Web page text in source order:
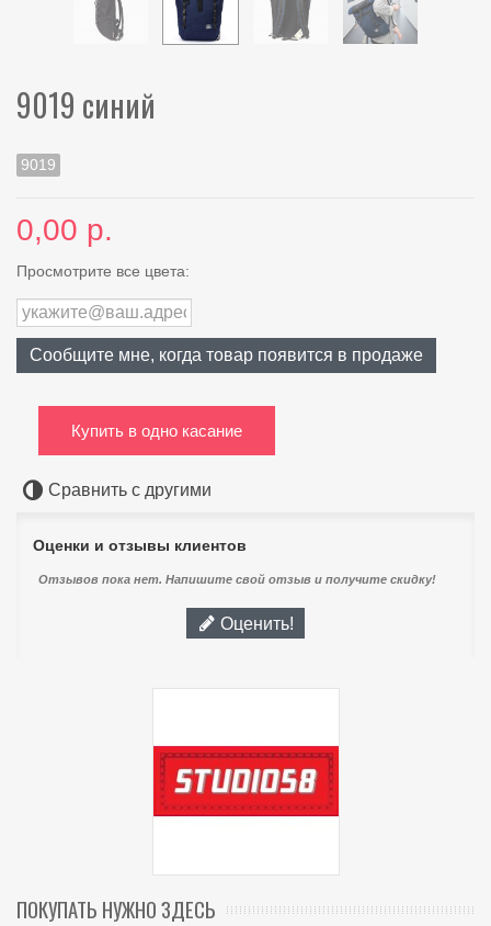
9019 синий
9019
0,00 р.
Просмотрите все цвета:
Сообщите мне, когда товар появится в продаже
Купить в одно касание
Сравнить с другими
Оценки и отзывы клиентов
Отзывов пока нет. Напишите свой отзыв и получите скидку!
Оценить!
ПОКУПАТЬ НУЖНО ЗДЕСЬ